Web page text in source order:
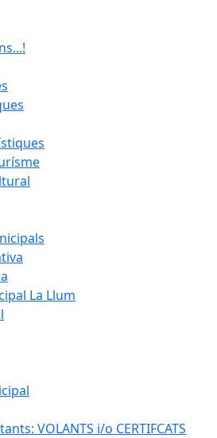
La Llum
VOLANTS i/o CERTIFCATS